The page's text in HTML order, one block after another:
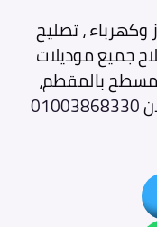
وكهرباء ، تصليح
جميع موديلات
بالمقطم،
01003868330